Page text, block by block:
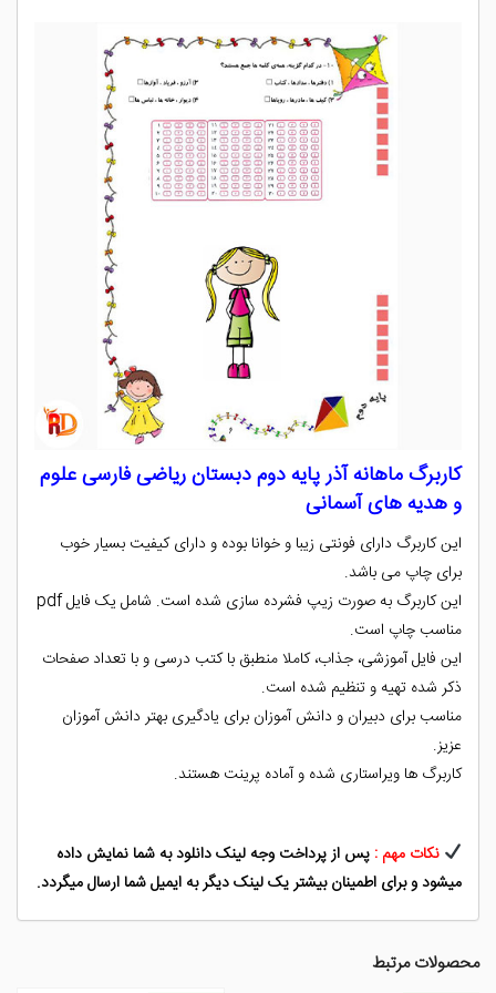
کاربرگ ماهانه آذر پایه دوم دبستان ریاضی فارسی علوم
و هدیه های آسمانی
این کاربرگ دارای فونتی زیبا و خوانا بوده و دارای کیفیت بسیار خوب
برای چاپ می باشد.
این کاربرگ به صورت زیپ فشرده سازی شده است. شامل یک فایل pdf
مناسب چاپ است.
این فایل آموزشی، جذاب، کاملا منطبق با کتب درسی و با تعداد صفحات
ذکر شده تهیه و تنظیم شده است.
مناسب برای دبیران و دانش آموزان برای یادگیری بهتر دانش آموزان
عزیز.
کاربرگ ها ویراستاری شده و آماده پرینت هستند.
نکات مهم : پس از پرداخت وجه لینک دانلود به شما نمایش داده
میشود و برای اطمینان بیشتر یک لینک دیگر به ایمیل شما ارسال میگردد.
محصولات مرتبط